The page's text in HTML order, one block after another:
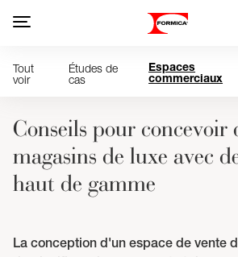
Tout
voir
Études de
cas
Espaces
commerciaux
Conseils pour concevoir
magasins de luxe avec
haut de gamme
La conception d'un espace de vente